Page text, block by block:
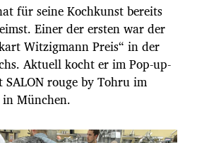
für seine Kochkunst bereits
Einer der ersten war der
Witzigmann Preis“ in der
Aktuell kocht er im Pop-up-
rouge by Tohru im
München.